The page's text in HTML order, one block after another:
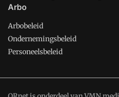
Arbo
Arbobeleid
Ondernemingsbeleid
Personeelsbeleid